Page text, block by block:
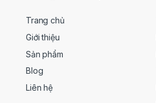
Trang chủ
Giới thiệu
Sản phẩm
Blog
Liên hệ